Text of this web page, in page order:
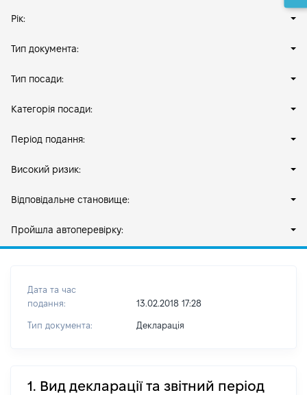
Рік:
Тип документа:
Тип посади:
Категорія посади:
Період подання:
Високий ризик:
Відповідальне становище:
Пройшла автоперевірку:
Дата та час
подання:
13.02.2018 17:28
Тип документа: Декларація
1. Вид декларації та звітний період